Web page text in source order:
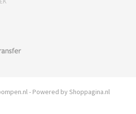
- Powered by Shoppagina.nl